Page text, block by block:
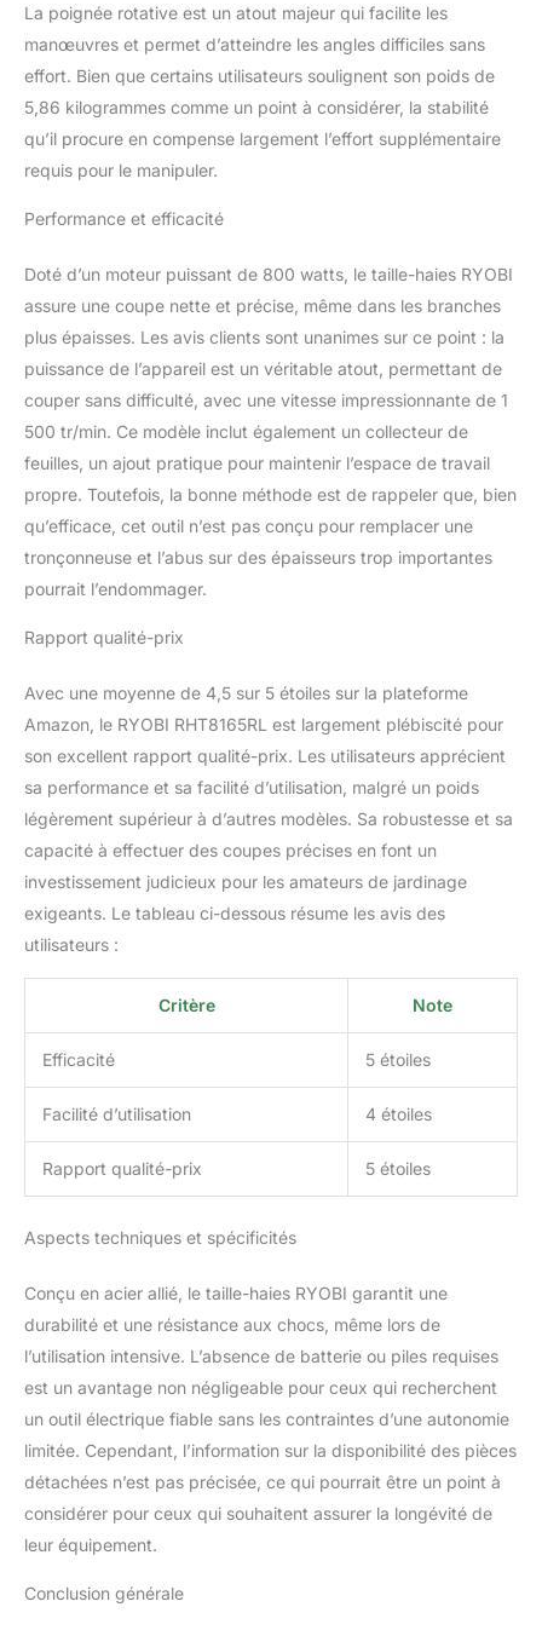
Fonction scie et double
affûtage des dents au
diamant pour une plus
belle qualité de coupe
La poignée rotative est un atout majeur qui facilite les
manœuvres et permet d’atteindre les angles difficiles sans
effort. Bien que certains utilisateurs soulignent son poids de
5,86 kilogrammes comme un point à considérer, la stabilité
qu’il procure en compense largement l’effort supplémentaire
requis pour le manipuler.
Performance et efficacité
Doté d’un moteur puissant de 800 watts, le taille-haies RYOBI
assure une coupe nette et précise, même dans les branches
plus épaisses. Les avis clients sont unanimes sur ce point : la
puissance de l’appareil est un véritable atout, permettant de
couper sans difficulté, avec une vitesse impressionnante de 1
500 tr/min. Ce modèle inclut également un collecteur de
feuilles, un ajout pratique pour maintenir l’espace de travail
propre. Toutefois, la bonne méthode est de rappeler que, bien
qu’efficace, cet outil n’est pas conçu pour remplacer une
tronçonneuse et l’abus sur des épaisseurs trop importantes
pourrait l’endommager.
Rapport qualité-prix
Avec une moyenne de 4,5 sur 5 étoiles sur la plateforme
Amazon, le RYOBI RHT8165RL est largement plébiscité pour
son excellent rapport qualité-prix. Les utilisateurs apprécient
sa performance et sa facilité d’utilisation, malgré un poids
légèrement supérieur à d’autres modèles. Sa robustesse et sa
capacité à effectuer des coupes précises en font un
investissement judicieux pour les amateurs de jardinage
exigeants. Le tableau ci-dessous résume les avis des
utilisateurs :
Critère Note
Efficacité 5 étoiles
Facilité d’utilisation 4 étoiles
Rapport qualité-prix 5 étoiles
Aspects techniques et spécificités
Conçu en acier allié, le taille-haies RYOBI garantit une
durabilité et une résistance aux chocs, même lors de
l’utilisation intensive. L’absence de batterie ou piles requises
est un avantage non négligeable pour ceux qui recherchent
un outil électrique fiable sans les contraintes d’une autonomie
limitée. Cependant, l’information sur la disponibilité des pièces
détachées n’est pas précisée, ce qui pourrait être un point à
considérer pour ceux qui souhaitent assurer la longévité de
leur équipement.
Conclusion générale